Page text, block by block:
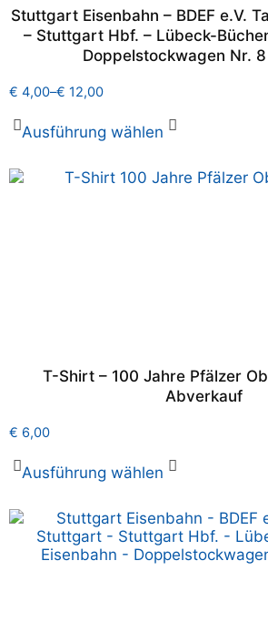
Stuttgart Eisenbahn – BDEF e.V.
– Stuttgart Hbf. – Lübeck-
Doppelstockwagen Nr.
€ 4,00–€ 12,00
Ausführung wählen
T-Shirt – 100 Jahre Pfälzer
Abverkauf
€ 6,00
Ausführung wählen